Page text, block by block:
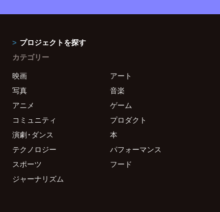
プロジェクトを探す
カテゴリー
映画
アート
写真
音楽
アニメ
ゲーム
コミュニティ
プロダクト
演劇・ダンス
本
テクノロジー
パフォーマンス
スポーツ
フード
ジャーナリズム